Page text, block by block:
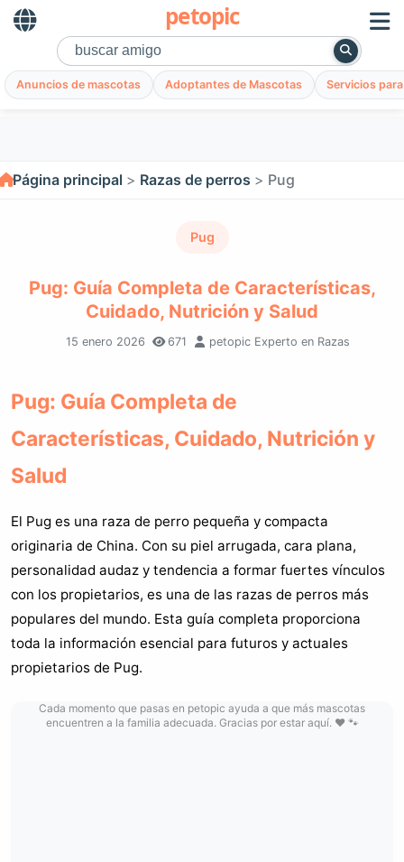
petopic
Anuncios de mascotas Adoptantes de Mascotas Servicios
Página principal Razas de perros Pug
Pug
Pug: Guía Completa de Características,
Cuidado, Nutrición y Salud
15 enero 2026 671 petopic Experto en Razas
Pug: Guía Completa de
Características, Cuidado, Nutrición y
Salud
El Pug es una raza de perro pequeña y compacta
originaria de China. Con su piel arrugada, cara plana,
personalidad audaz y tendencia a formar fuertes vínculos
con los propietarios, es una de las razas de perros más
populares del mundo. Esta guía completa proporciona
toda la información esencial para futuros y actuales
propietarios de Pug.
Cada momento que pasas en petopic ayuda a que más mascotas
encuentren a la familia adecuada. Gracias por estar aquí. ❤️ 🐾